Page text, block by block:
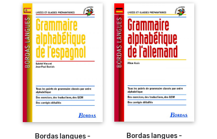
Ajouter au
Bordas langues -
Ajouter au
Bordas langues -